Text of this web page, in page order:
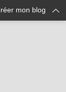
mon blog